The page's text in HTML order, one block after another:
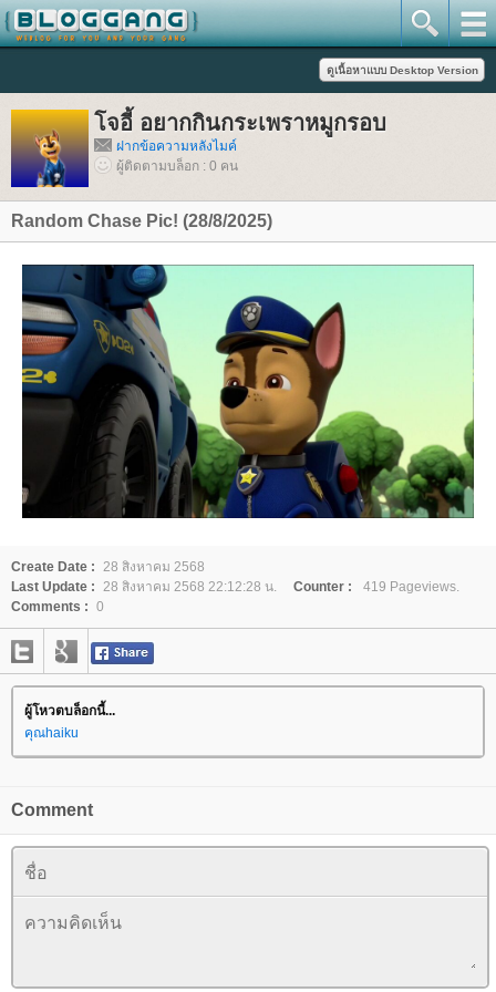
จอี้ อยากกินกระเพราหมูกรอบ
ฝากข้อความหลังไมค์
ผู้ติดตามบล็อก : 0 คน
Random Chase Pic! (28/8/2025)
Create Date : 28 สิงหาคม 2568
Last Update : 28 สิงหาคม 2568 22:12:28 น. Counter :
419 Pageviews.
Comments : 0
ผู้โหวตบล็อกนี้...
คุณhaiku
Comment